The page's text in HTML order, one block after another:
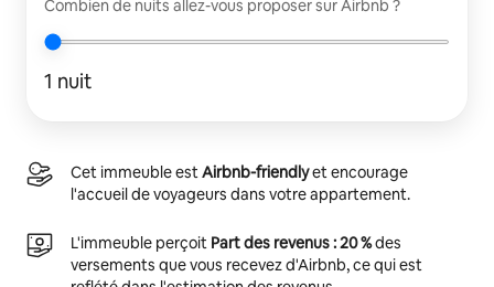
Combien de nuits allez-vous proposer sur Airbnb ?
1 nuit
Cet immeuble estAirbnb-friendlyet encourage
l'accueil de voyageurs dans votre appartement.
L'immeuble perçoit Part des revenus : 20 %des
versements que vous recevez d'Airbnb, ce qui est